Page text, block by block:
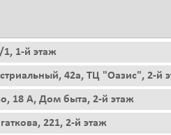
1, 1-й этаж
42а, ТЦ "Оазис", 2-й
18 А, Дом быта, 2-й этаж
221, 2-й этаж